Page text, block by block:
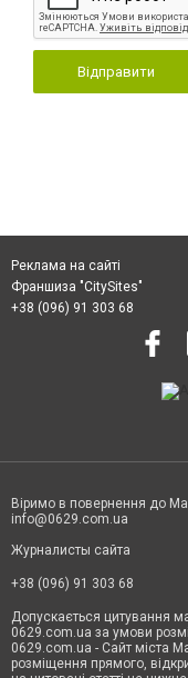
Відправити
Реклама на сайті
Франшиза "CitySites"
+38 (096) 91 303 68
Віримо в повернення до
info@0629.com.ua
Журналисты сайта
+38 (096) 91 303 68
Допускається цитування
0629.com.ua за умови
0629.com.ua - Сайт міста
розміщення прямого,